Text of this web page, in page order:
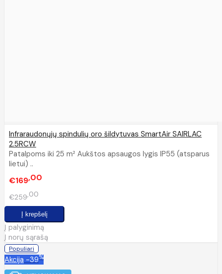
Infraraudonųjų spindulių oro šildytuvas SmartAir SAIRLAC
2.5RCW
Patalpoms iki 25 m² Aukštos apsaugos lygis IP55 (atsparus
lietui) ..
€169 00
€259 00
Į palyginimą
Į norų sąrašą
Populiari
Akcija -39%